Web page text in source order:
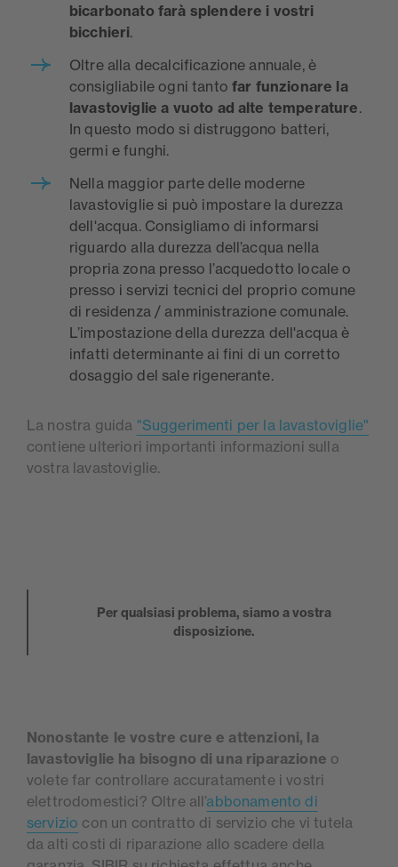
bicarbonato farà splendere i vostri
bicchieri.
Oltre alla decalcificazione annuale, è
consigliabile ogni tanto far funzionare la
lavastoviglie a vuoto ad alte temperature.
In questo modo si distruggono batteri,
germi e funghi.
Nella maggior parte delle moderne
lavastoviglie si può impostare la durezza
dell'acqua. Consigliamo di informarsi
riguardo alla durezza dell’acqua nella
propria zona presso l’acquedotto locale o
presso i servizi tecnici del proprio comune
di residenza / amministrazione comunale.
L’impostazione della durezza dell'acqua è
infatti determinante ai fini di un corretto
dosaggio del sale rigenerante.
La nostra guida "Suggerimenti per la lavastoviglie"
contiene ulteriori importanti informazioni sulla
vostra lavastoviglie.
Per qualsiasi problema, siamo a vostra
disposizione.
Nonostante le vostre cure e attenzioni, la
lavastoviglie ha bisogno di una riparazione o
volete far controllare accuratamente i vostri
elettrodomestici? Oltre all’abbonamento di
servizio con un contratto di servizio che vi tutela
da alti costi di riparazione allo scadere della